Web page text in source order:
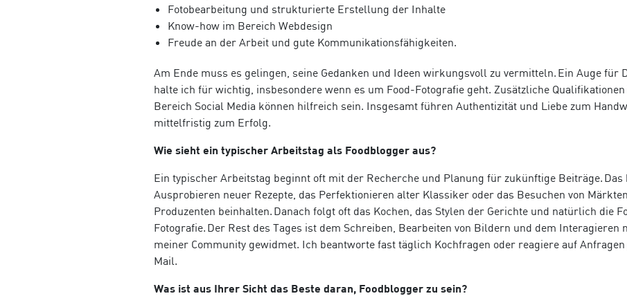
Fotobearbeitung und strukturierte Erstellung der Inhalte
Know-how im Bereich Webdesign
Freude an der Arbeit und gute Kommunikationsfähigkeiten.
Am Ende muss es gelingen, seine Gedanken und Ideen wirkungsvoll zu vermitteln. Ein Auge für
halte ich für wichtig, insbesondere wenn es um Food-Fotografie geht. Zusätzliche
Bereich Social Media können hilfreich sein. Insgesamt führen Authentizität und Liebe zum
mittelfristig zum Erfolg.
Wie sieht ein typischer Arbeitstag als Foodblogger aus?
Ein typischer Arbeitstag beginnt oft mit der Recherche und Planung für zukünftige Beiträge. Das
Ausprobieren neuer Rezepte, das Perfektionieren alter Klassiker oder das Besuchen von
Produzenten beinhalten. Danach folgt oft das Kochen, das Stylen der Gerichte und natürlich die
Fotografie. Der Rest des Tages ist dem Schreiben, Bearbeiten von Bildern und dem Interagieren
meiner Community gewidmet. Ich beantworte fast täglich Kochfragen oder reagiere auf
Mail.
Was ist aus Ihrer Sicht das Beste daran, Foodblogger zu sein?